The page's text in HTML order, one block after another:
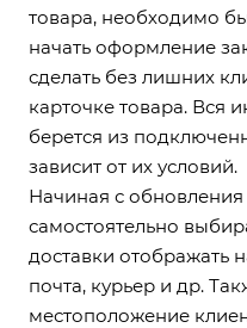
товара, необходимо
начать оформление
сделать без лишних
карточке товара. Вся
берется из
зависит от их условий.
Начиная с обновления
самостоятельно
доставки отображать
почта, курьер и др.
местоположение